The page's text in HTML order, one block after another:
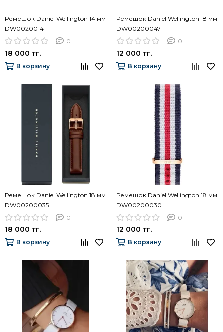
Ремешок Daniel Wellington 14 мм
DW00200141
0
18 000 тг.
В корзину
Ремешок Daniel Wellington 18 мм
DW00200047
0
12 000 тг.
В корзину
Ремешок Daniel Wellington 18 мм
DW00200035
0
18 000 тг.
В корзину
Ремешок Daniel Wellington 18 мм
DW00200030
0
12 000 тг.
В корзину